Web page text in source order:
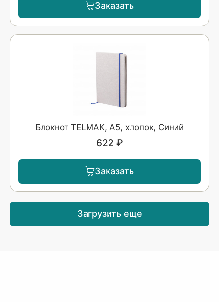
Заказать
Блокнот TELMAK, A5, хлопок, Синий
622 ₽
Заказать
Загрузить еще